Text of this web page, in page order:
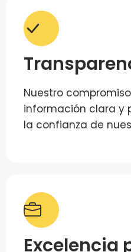
Nuestro
información clara y
la confianza de
Excelencia